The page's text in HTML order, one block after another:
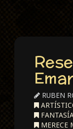
RUBEN
MERECE